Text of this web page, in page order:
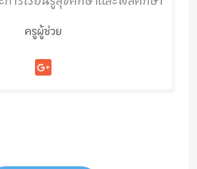
ครูผู้ช่วย